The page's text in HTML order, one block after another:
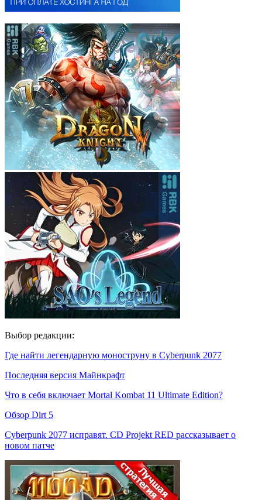
Выбор редакции:
Где найти легендарную моноструну в Cyberpunk 2077
Последняя версия Майнкрафт
Что в себя включает Mortal Kombat 11 Ultimate Edition?
Обзор Dirt 5
Cyberpunk 2077 исправят. CD Projekt RED рассказывает о
новом патче